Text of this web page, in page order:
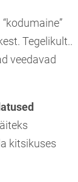
Tegelikult..
veedavad
kitsikuses